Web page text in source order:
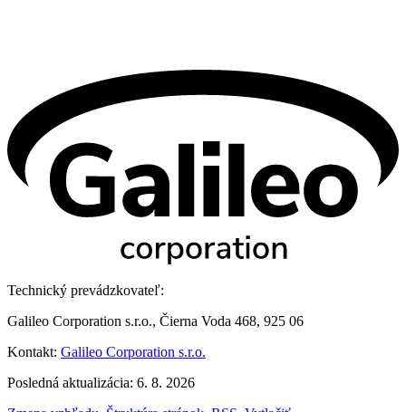
Technický prevádzkovateľ:
Galileo Corporation s.r.o., Čierna Voda 468, 925 06
Kontakt: Galileo Corporation s.r.o.
Posledná aktualizácia: 6. 8. 2026